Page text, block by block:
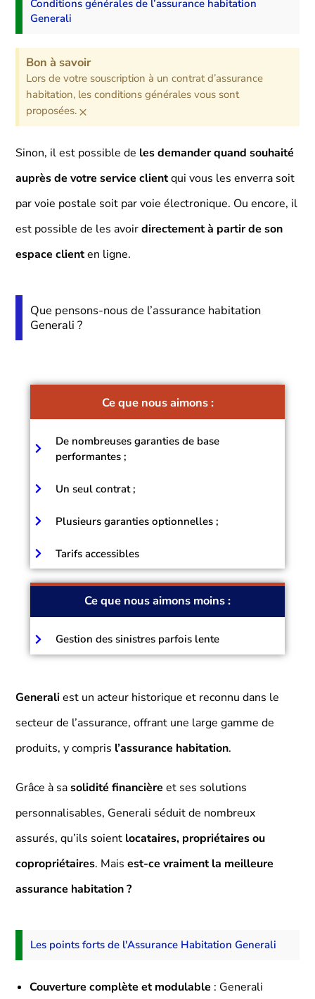
Conditions générales de l’assurance habitation
Generali
Bon à savoir
Lors de votre souscription à un contrat d’assurance
habitation, les conditions générales vous sont
proposées. ×
Sinon, il est possible de les demander quand souhaité
auprès de votre service clientqui vous les enverra soit
par voie postale soit par voie électronique. Ou encore, il
est possible de les avoirdirectement à partir de son
espace clienten ligne.
Que pensons-nous de l’assurance habitation
Generali ?
Ce que nous aimons :
De nombreuses garanties de base
performantes ;
Un seul contrat ;
Plusieurs garanties optionnelles ;
Tarifs accessibles
Ce que nous aimons moins :
Gestion des sinistres parfois lente
Generaliest un acteur historique et reconnu dans le
secteur de l’assurance, offrant une large gamme de
produits, y compris l’assurance habitation.
Grâce à sasolidité financière et ses solutions
personnalisables, Generali séduit de nombreux
assurés, qu’ils soient locataires, propriétaires ou
copropriétaires. Maisest-ce vraiment la meilleure
assurance habitation ?
Les points forts de l'Assurance Habitation Generali
Couverture complète et modulable : Generali